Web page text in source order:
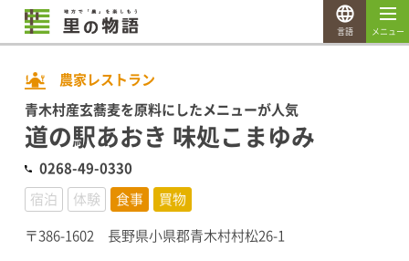
農家レストラン
青木村産玄蕎麦を原料にしたメニューが人気
道の駅あおき 味処こまゆみ
0268-49-0330
宿泊
体験 食事
買物
〒386-1602 長野県小県郡青木村村松26-1
メニュー
言語